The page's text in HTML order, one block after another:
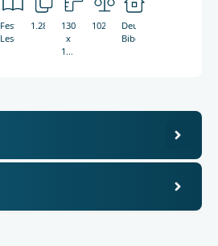
Festeinband,
Leseband
1.280
130
x
195
1025g
Deutsche
Bibelgesellschaft